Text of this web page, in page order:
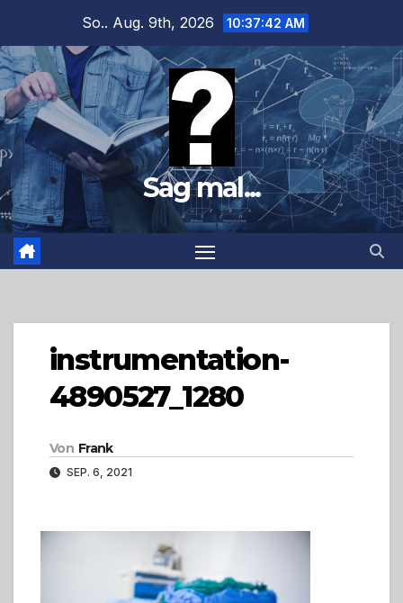
springen
So.. Aug. 9th, 2026 10:37:43 AM
Sag mal...
instrumentation-
4890527_1280
Von Frank
SEP. 6, 2021